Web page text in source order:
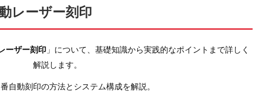
レーザー刻印
ーザー刻印 」について、基礎知識から実践的なポイントまで詳しく
解説します。
自動刻印の方法とシステム構成を解説。